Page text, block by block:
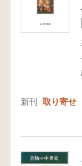
新刊 取り寄せ